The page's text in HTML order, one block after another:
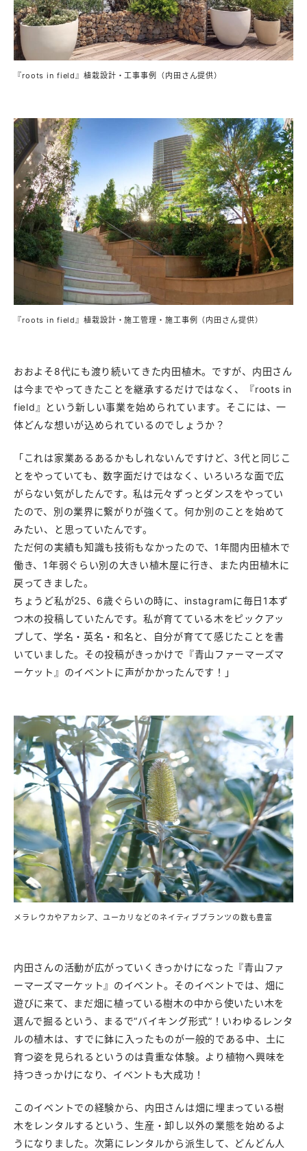
『roots in field』植栽設計・工事事例（内田さん提供）
『roots in field』植栽設計・施工管理・施工事例（内田さん提供）
おおよそ8代にも渡り続いてきた内田植木。ですが、内田さん
は今までやってきたことを継承するだけではなく、『roots in
field』という新しい事業を始められています。そこには、一
体どんな想いが込められているのでしょうか？
「これは家業あるあるかもしれないんですけど、3代と同じこ
とをやっていても、数字面だけではなく、いろいろな面で広
がらない気がしたんです。私は元々ずっとダンスをやってい
たので、別の業界に繋がりが強くて。何か別のことを始めて
みたい、と思っていたんです。
ただ何の実績も知識も技術もなかったので、1年間内田植木で
働き、1年弱ぐらい別の大きい植木屋に行き、また内田植木に
戻ってきました。
ちょうど私が25、6歳ぐらいの時に、instagramに毎日1本ず
つ木の投稿していたんです。私が育てている木をピックアッ
プして、学名・英名・和名と、自分が育てて感じたことを書
いていました。その投稿がきっかけで『青山ファーマーズマ
ーケット』のイベントに声がかかったんです！」
メラレウカやアカシア、ユーカリなどのネイティブプランツの数も豊富
内田さんの活動が広がっていくきっかけになった『青山ファ
ーマーズマーケット』のイベント。そのイベントでは、畑に
遊びに来て、まだ畑に植っている樹木の中から使いたい木を
選んで掘るという、まるで“バイキング形式”！いわゆるレンタ
ルの植木は、すでに鉢に入ったものが一般的である中、土に
育つ姿を見られるというのは貴重な体験。より植物へ興味を
持つきっかけになり、イベントも大成功！
このイベントでの経験から、内田さんは畑に埋まっている樹
木をレンタルするという、生産・卸し以外の業態を始めるよ
うになりました。次第にレンタルから派生して、どんどん人